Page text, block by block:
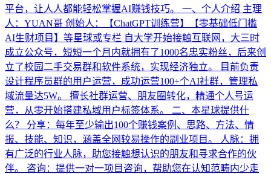
平台，让人人都能轻松掌握AI赚钱技巧。 一、个人介绍 主理
人：YUAN哥 创始人：【ChatGPT训练营】【零基础低门槛
AI生财项目】等星球或专栏 自大学开始接触互联网，大三时
成立公众号，短短一个月内就拥有了1000名忠实粉丝，后来创
立了校园二手交易群和软件系统，实现经济独立。 目前负责
设计程序员群的用户运营，成功运营100+个AI社群，管理私
域流量达5W。 擅长社群运营、朋友圈转化，精通个人号运
营，从零开始搭建私域用户标签体系。 二、本星球提供什
么？ 分享：每年至少输出100个赚钱案例、思路、方法、情
报、技能、知识，涵盖全网较易操作的副业项目。 人脉：拥
有广泛的行业人脉，助您接触想认识的朋友和寻求合作的伙
伴。 咨询：提供一对一项目咨询，帮助您在认知范畴内少走